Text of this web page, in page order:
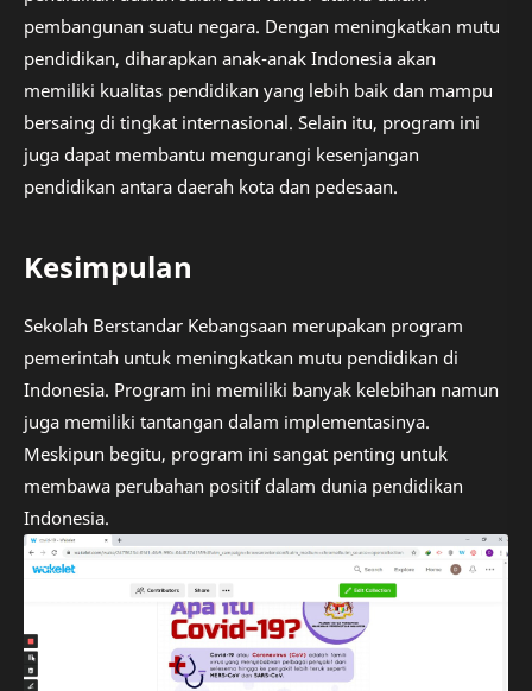
pembangunan suatu negara. Dengan meningkatkan mutu
pendidikan, diharapkan anak-anak Indonesia akan
memiliki kualitas pendidikan yang lebih baik dan mampu
bersaing di tingkat internasional. Selain itu, program ini
juga dapat membantu mengurangi kesenjangan
pendidikan antara daerah kota dan pedesaan.
Kesimpulan
Sekolah Berstandar Kebangsaan merupakan program
pemerintah untuk meningkatkan mutu pendidikan di
Indonesia. Program ini memiliki banyak kelebihan namun
juga memiliki tantangan dalam implementasinya.
Meskipun begitu, program ini sangat penting untuk
membawa perubahan positif dalam dunia pendidikan
Indonesia.